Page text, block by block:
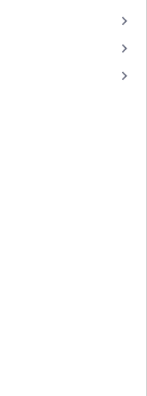
keyboard_arrow_right
keyboard_arrow_right
keyboard_arrow_right